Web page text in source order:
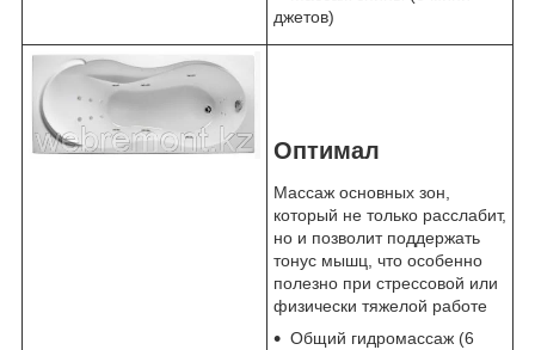
джетов)
Оптимал
Массаж основных зон,
который не только расслабит,
но и позволит поддержать
тонус мышц, что особенно
полезно при стрессовой или
физически тяжелой работе
Общий гидромассаж (6